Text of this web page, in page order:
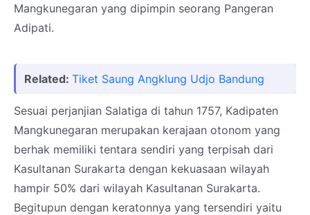
Mangkunegaran yang dipimpin seorang Pangeran
Adipati.
Related: Tiket Saung Angklung Udjo Bandung
Sesuai perjanjian Salatiga di tahun 1757, Kadipaten
Mangkunegaran merupakan kerajaan otonom yang
berhak memiliki tentara sendiri yang terpisah dari
Kasultanan Surakarta dengan kekuasaan wilayah
hampir 50% dari wilayah Kasultanan Surakarta.
Begitupun dengan keratonnya yang tersendiri yaitu